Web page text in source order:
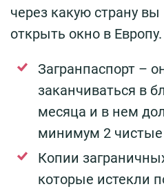
через какую страну
открыть окно в
Загранпаспорт –
заканчиваться в
месяца и в нем
минимум 2
Копии
которые истекли